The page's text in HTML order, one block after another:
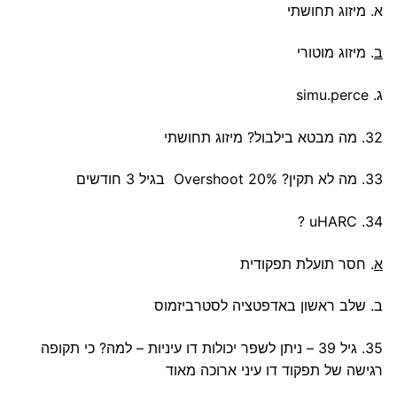
א. מיזוג תחושתי
ב. מיזוג מוטורי
ג. simu.perce
32. מה מבטא בילבול? מיזוג תחושתי
33. מה לא תקין? Overshoot 20% בגיל 3 חודשים
34. uHARC ?
א. חסר תועלת תפקודית
ב. שלב ראשון באדפטציה לסטרביזמוס
35. גיל 39 – ניתן לשפר יכולות דו עיניות – למה? כי תקופה
רגישה של תפקוד דו עיני ארוכה מאוד